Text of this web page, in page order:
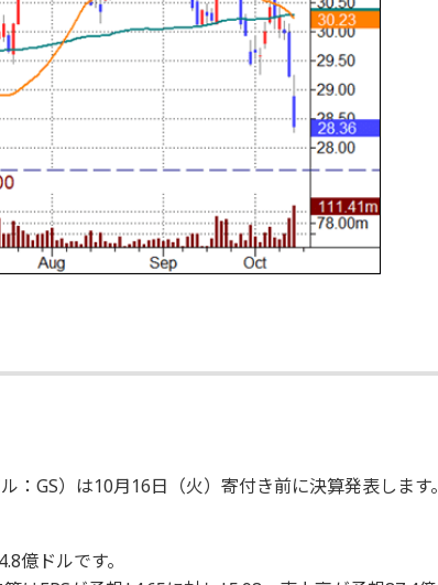
：GS）は10月16日（火）寄付き前に決算発表します。
億ドルです。